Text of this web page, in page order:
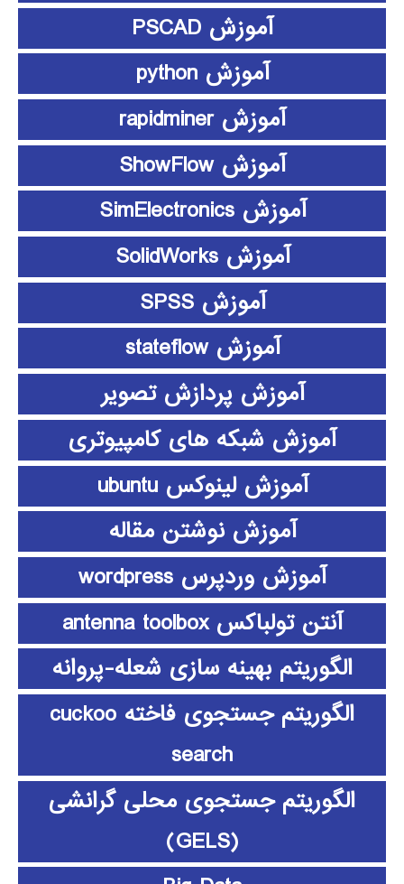
آموزش PSCAD
آموزش python
آموزش rapidminer
آموزش ShowFlow
آموزش SimElectronics
آموزش SolidWorks
آموزش SPSS
آموزش stateflow
آموزش پردازش تصویر
آموزش شبکه های کامپیوتری
آموزش لینوکس ubuntu
آموزش نوشتن مقاله
آموزش وردپرس wordpress
آنتن تولباکس antenna toolbox
الگوریتم بهینه سازی شعله-پروانه
الگوریتم جستجوی فاخته cuckoo
search
الگوریتم جستجوی محلی گرانشی
(GELS)